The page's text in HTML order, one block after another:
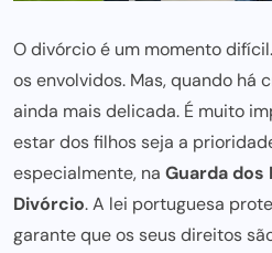
O divórcio é um momento
os envolvidos. Mas, quando há
ainda mais delicada. É muito
estar dos filhos seja a
especialmente, na Guarda dos
Divórcio. A lei portuguesa
garante que os seus direitos